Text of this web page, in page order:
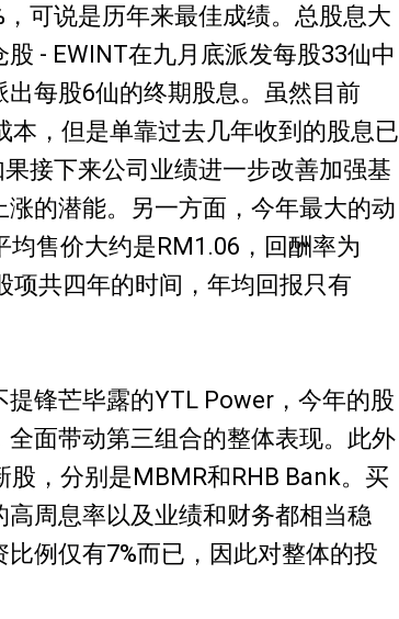
可说是历年来最佳成绩。总股息大
- EWINT在九月底派发每股33仙中
每股6仙的终期股息。虽然目前
本，但是单靠过去几年收到的股息已
接下来公司业绩进一步改善加强基
的潜能。另一方面，今年最大的动
售价大约是RM1.06，回酬率为
项共四年的时间，年均回报只有
锋芒毕露的YTL Power，今年的股
面带动第三组合的整体表现。此外
股，分别是MBMR和RHB Bank。买
高周息率以及业绩和财务都相当稳
例仅有7%而已，因此对整体的投